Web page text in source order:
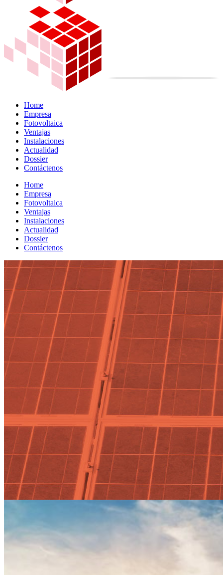
Home
Empresa
Fotovoltaica
Ventajas
Instalaciones
Actualidad
Dossier
Contáctenos
Home
Empresa
Fotovoltaica
Ventajas
Instalaciones
Actualidad
Dossier
Contáctenos
Actualidad